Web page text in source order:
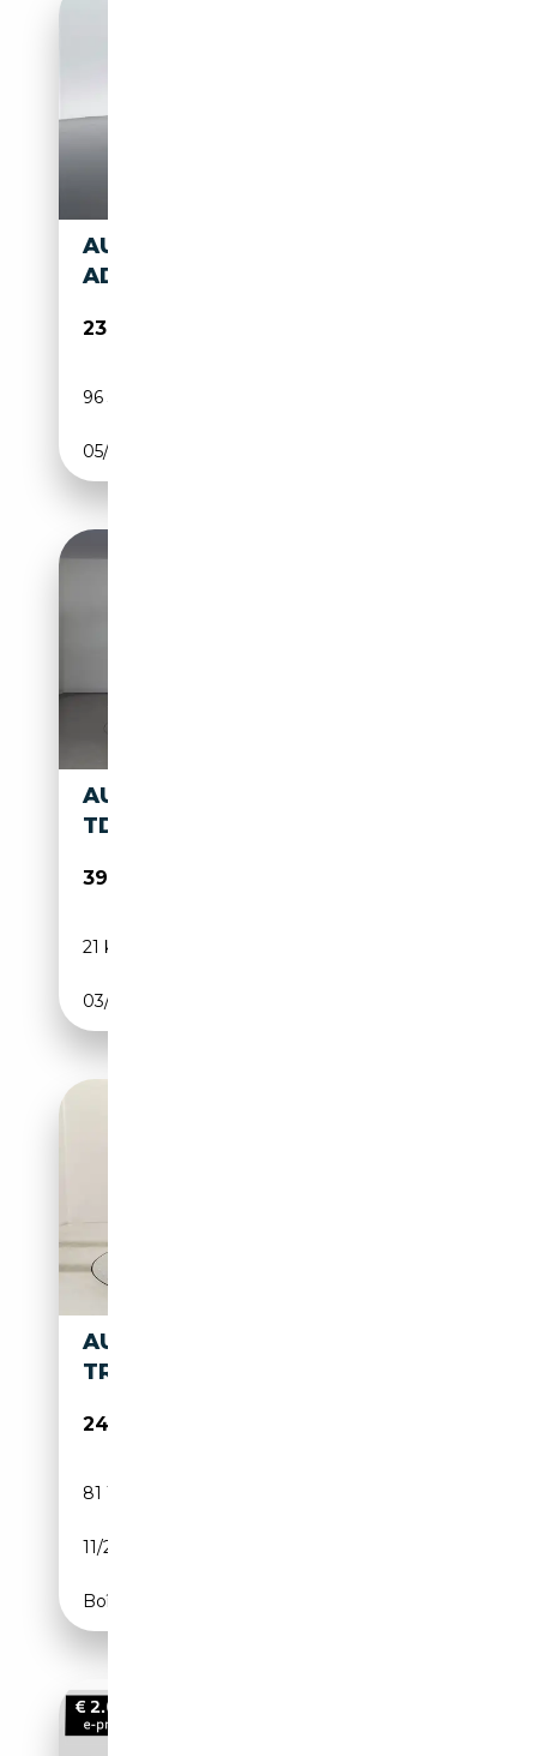
AUDI Q2 30 2.0 TDI ADMIRED
ADVANCED S-TRONIC
23 900€
96 324 km
05/2023
AUDI Q2 IDENTITY BLACK 35
TDI S TRONIC
39 900€
21 km
03/2026
AUDI Q2 30 2.0 TDI S-
TRONIC
24 100€
81 110 km
11/2022
Boîte automatique